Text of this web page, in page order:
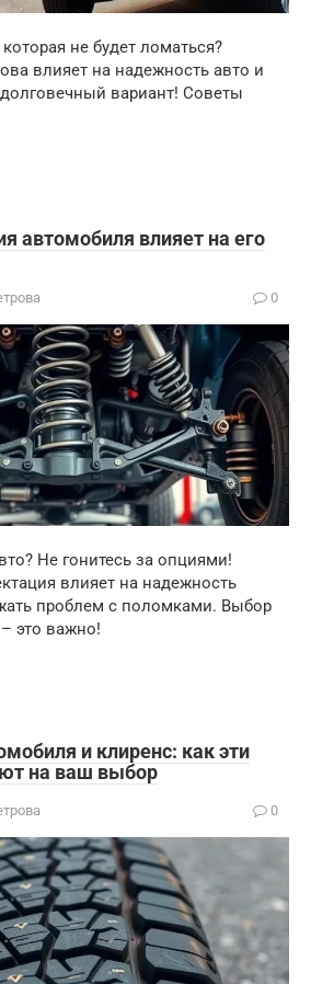
не будет ломаться?
влияет на надежность авто и
вариант! Советы
автомобиля влияет на его
0
Не гонитесь за опциями!
влияет на надежность
проблем с поломками. Выбор
это важно!
и клиренс: как эти
на ваш выбор
0